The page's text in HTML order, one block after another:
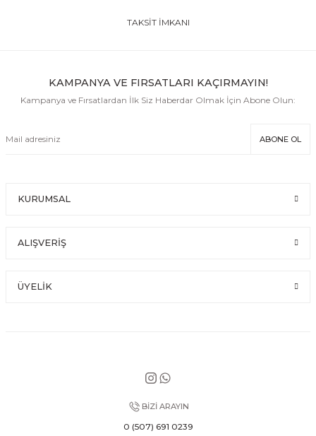
TAKSİT İMKANI
KAMPANYA VE FIRSATLARI KAÇIRMAYIN!
Kampanya ve Fırsatlardan İlk Siz Haberdar Olmak İçin Abone Olun:
ABONE OL
KURUMSAL
ALIŞVERİŞ
ÜYELİK
BİZİ ARAYIN
0 (507) 691 0239